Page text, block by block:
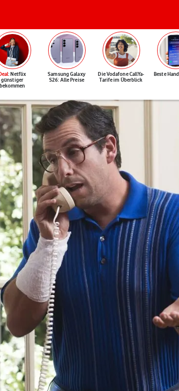
: Netflix
günstiger
bekommen
Samsung Galaxy
S26: Alle Preise
Die Vodafone CallYa-
Tarife im Überblick
Beste